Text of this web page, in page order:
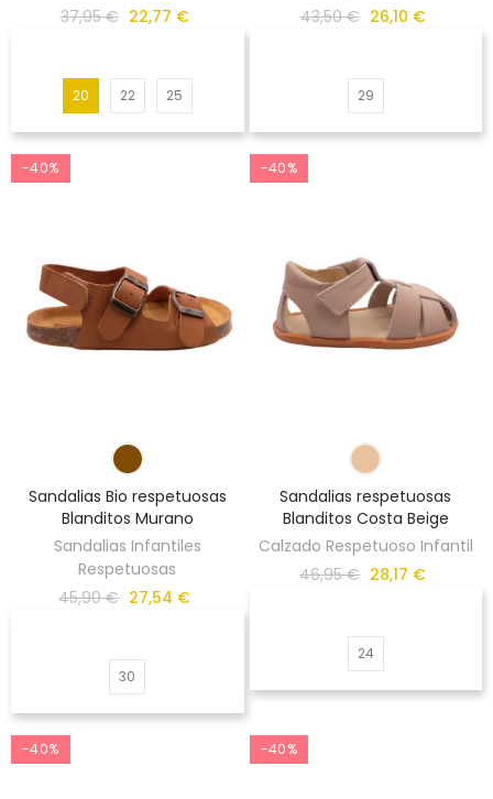
37,95 € 22,77 €
20 22 25
43,50 € 26,10 €
29
-40%
Sandalias Bio respetuosas
Blanditos Murano
Sandalias Infantiles
Respetuosas
45,90 € 27,54 €
30
-40%
Sandalias respetuosas
Blanditos Costa Beige
Calzado Respetuoso Infantil
46,95 € 28,17 €
24
-40% -40%